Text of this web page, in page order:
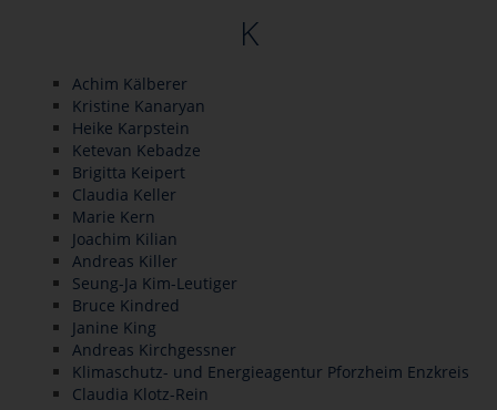
K
Achim Kälberer
Kristine Kanaryan
Heike Karpstein
Ketevan Kebadze
Brigitta Keipert
Claudia Keller
Marie Kern
Joachim Kilian
Andreas Killer
Seung-Ja Kim-Leutiger
Bruce Kindred
Janine King
Andreas Kirchgessner
Klimaschutz- und Energieagentur Pforzheim Enzkreis
Claudia Klotz-Rein